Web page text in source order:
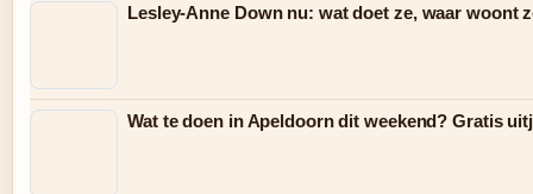
Lesley-Anne Down nu: wat doet ze, waar woont
Wat te doen in Apeldoorn dit weekend? Gratis